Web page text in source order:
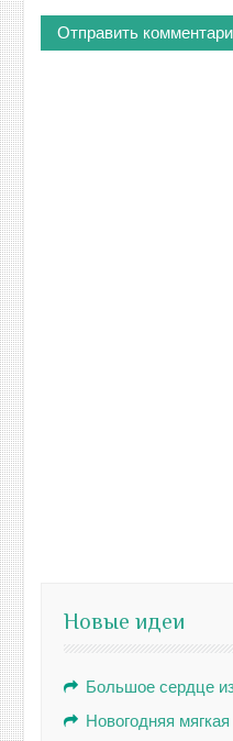
Новые идеи
Большое сердце
Новогодняя